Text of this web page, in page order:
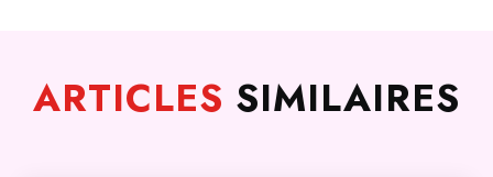
ARTICLES SIMILAIRES